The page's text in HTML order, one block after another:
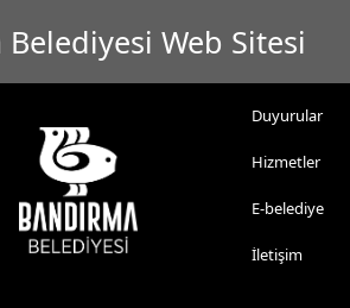
Belediyesi Web Sitesi
Duyurular
Hizmetler
E-belediye
İletişim